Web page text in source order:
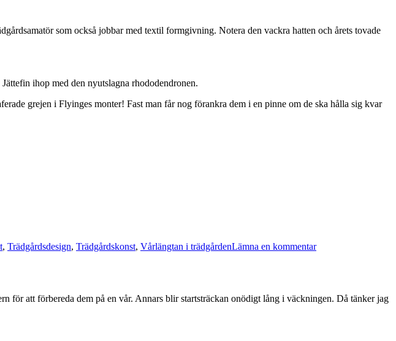
som också jobbar med textil formgivning. Notera den vackra hatten och årets tovade
ihop med den nyutslagna rhododendronen.
grejen i Flyinges monter! Fast man får nog förankra dem i en pinne om de ska hålla sig kvar
, Trädgårdsdesign, Trädgårdskonst, Vårlängtan i trädgårdenLämna en kommentartill
mässan
för att förbereda dem på en vår. Annars blir startsträckan onödigt lång i väckningen. Då tänker jag